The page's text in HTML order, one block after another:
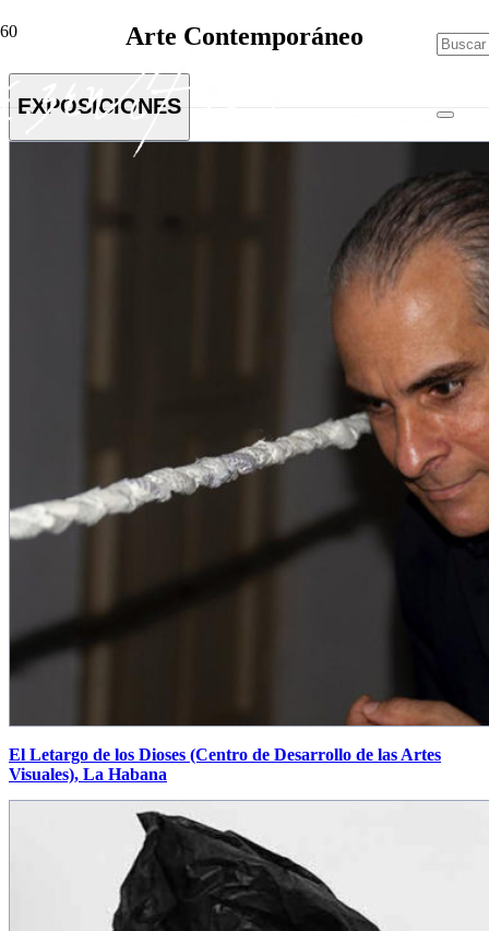
Arte Contemporáneo
EXPOSICIONES
El Letargo de los Dioses (Centro de Desarrollo de las Artes
Visuales), La Habana